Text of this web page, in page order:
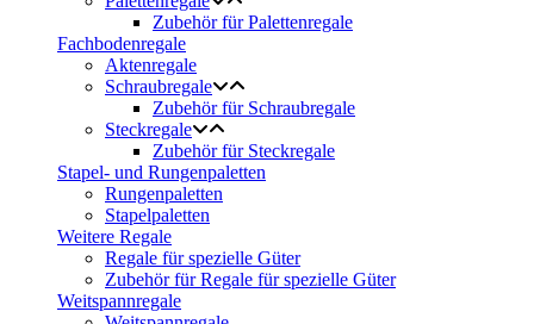
Zubehör für Palettenregale
Fachbodenregale
Aktenregale
Schraubregale
Zubehör für Schraubregale
Steckregale
Zubehör für Steckregale
Stapel- und Rungenpaletten
Rungenpaletten
Stapelpaletten
Weitere Regale
Regale für spezielle Güter
Zubehör für Regale für spezielle Güter
Weitspannregale